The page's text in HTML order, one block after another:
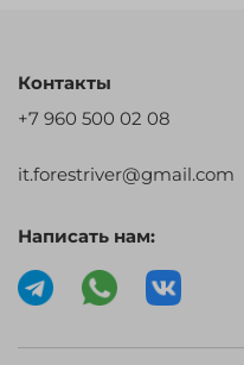
Контакты
+7 960 500 02 08
it.forestriver@gmail.com
Написать нам: